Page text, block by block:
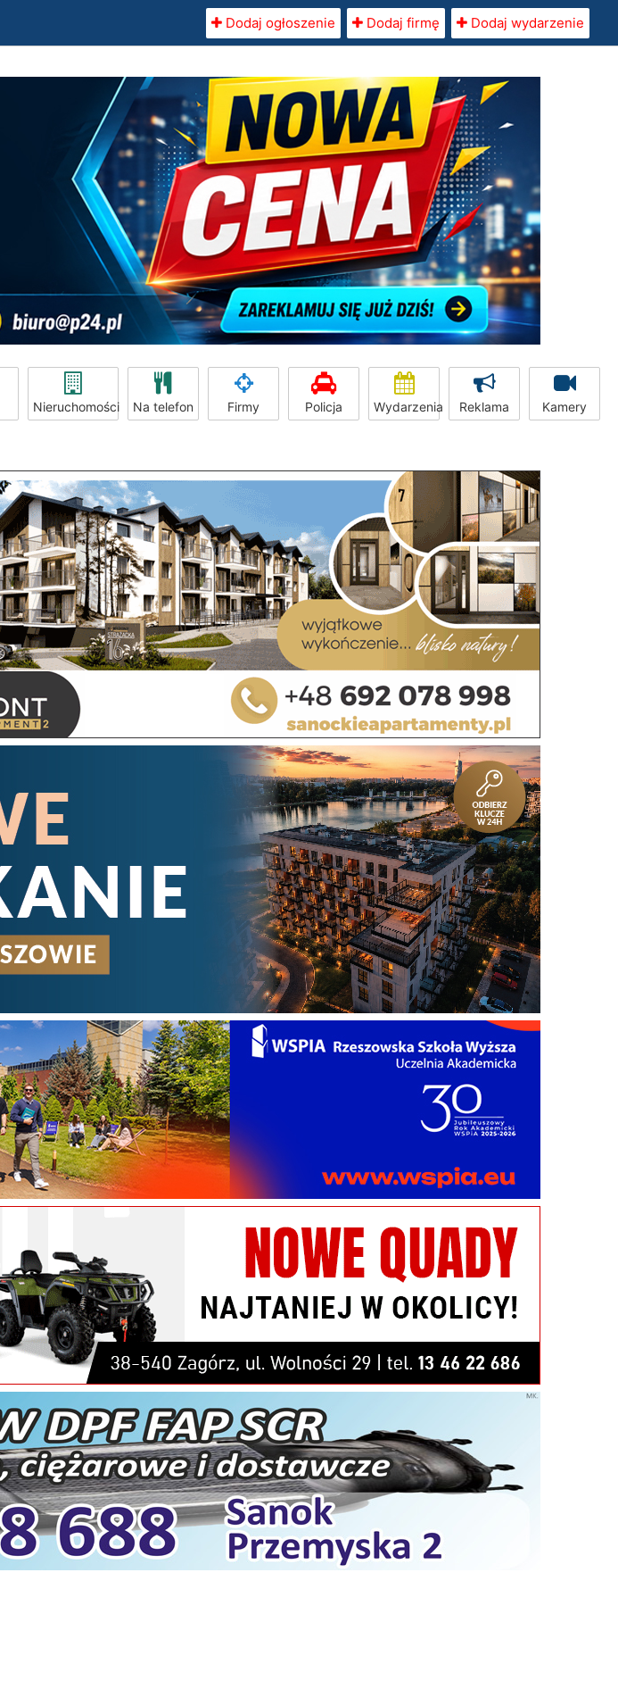
Dodaj ogłoszenie Dodaj firmę Dodaj wydarzenie
Nieruchomości Na telefon Firmy Policja Wydarzenia Reklama Kamery